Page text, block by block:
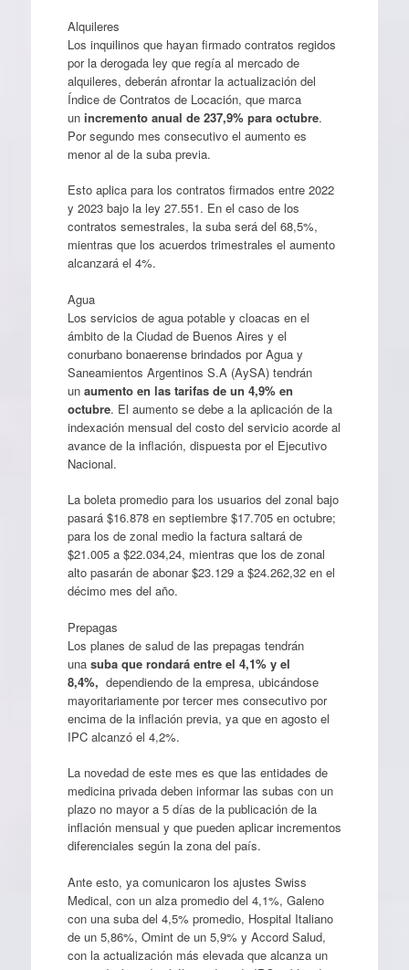
Alquileres
Los inquilinos que hayan firmado contratos regidos
por la derogada ley que regía al mercado de
alquileres, deberán afrontar la actualización del
Índice de Contratos de Locación, que marca
un incremento anual de 237,9% para octubre.
Por segundo mes consecutivo el aumento es
menor al de la suba previa.
Esto aplica para los contratos firmados entre 2022
y 2023 bajo la ley 27.551. En el caso de los
contratos semestrales, la suba será del 68,5%,
mientras que los acuerdos trimestrales el aumento
alcanzará el 4%.
Agua
Los servicios de agua potable y cloacas en el
ámbito de la Ciudad de Buenos Aires y el
conurbano bonaerense brindados por Agua y
Saneamientos Argentinos S.A (AySA) tendrán
un aumento en las tarifas de un 4,9% en
octubre. El aumento se debe a la aplicación de la
indexación mensual del costo del servicio acorde al
avance de la inflación, dispuesta por el Ejecutivo
Nacional.
La boleta promedio para los usuarios del zonal bajo
pasará $16.878 en septiembre $17.705 en octubre;
para los de zonal medio la factura saltará de
$21.005 a $22.034,24, mientras que los de zonal
alto pasarán de abonar $23.129 a $24.262,32 en el
décimo mes del año.
Prepagas
Los planes de salud de las prepagas tendrán
una suba que rondará entre el 4,1% y el
8,4%, dependiendo de la empresa, ubicándose
mayoritariamente por tercer mes consecutivo por
encima de la inflación previa, ya que en agosto el
IPC alcanzó el 4,2%.
La novedad de este mes es que las entidades de
medicina privada deben informar las subas con un
plazo no mayor a 5 días de la publicación de la
inflación mensual y que pueden aplicar incrementos
diferenciales según la zona del país.
Ante esto, ya comunicaron los ajustes Swiss
Medical, con un alza promedio del 4,1%, Galeno
con una suba del 4,5% promedio, Hospital Italiano
de un 5,86%, Omint de un 5,9% y Accord Salud,
con la actualización más elevada que alcanza un